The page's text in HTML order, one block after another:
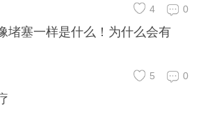
0
4
堵塞一样是什么！为什么会有
0
5